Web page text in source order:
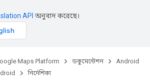
API অনুবাদ করেছে।
Maps Platform ডকুমেন্টেশন
Android
নির্দেশিকা